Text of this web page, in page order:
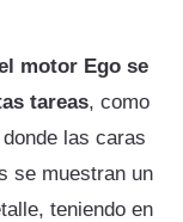
motor Ego se
tareas, como
las caras
se muestran un
teniendo en